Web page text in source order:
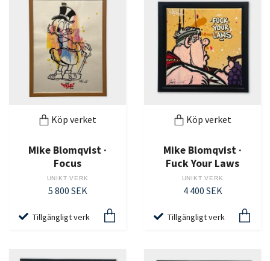
Köp verket
Mike Blomqvist ·
Focus
UNIKT VERK
5 800 SEK
Tillgängligt verk
Köp verket
Mike Blomqvist ·
Fuck Your Laws
UNIKT VERK
4 400 SEK
Tillgängligt verk